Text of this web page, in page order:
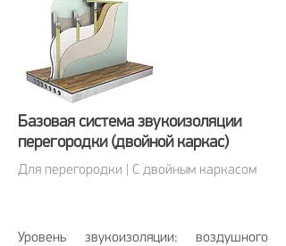
Базовая система звукоизоляции
перегородки (двойной каркас)
Для перегородки | С двойным каркасом
Уровень звукоизоляции: воздушного